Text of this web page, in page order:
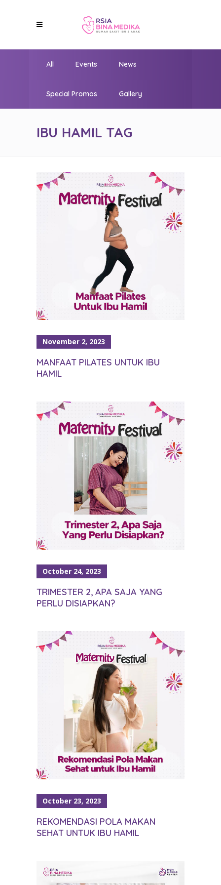
All Events News
Special Promos Gallery
IBU HAMIL TAG
November 2, 2023
MANFAAT PILATES UNTUK IBU
HAMIL
October 24, 2023
TRIMESTER 2, APA SAJA YANG
PERLU DISIAPKAN?
October 23, 2023
REKOMENDASI POLA MAKAN
SEHAT UNTUK IBU HAMIL